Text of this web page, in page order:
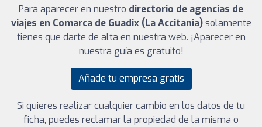
Para aparecer en nuestro directorio de agencias de
viajes en Comarca de Guadix (La Accitania)solamente
tienes que darte de alta en nuestra web. ¡Aparecer en
nuestra guía es gratuito!
Añade tu empresa gratis
Si quieres realizar cualquier cambio en los datos de tu
ficha, puedes reclamar la propiedad de la misma o